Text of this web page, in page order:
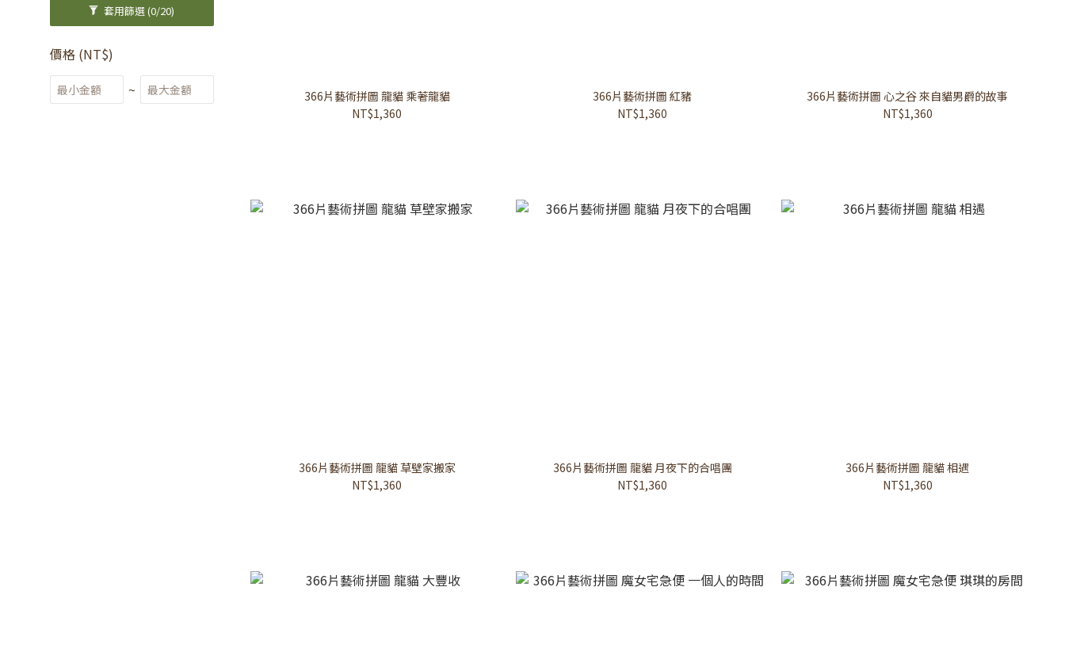
套用篩選(0/20)
價格 (NT$)
~
366片藝術拼圖 龍貓 乘著龍貓
NT$1,360
366片藝術拼圖 紅豬
NT$1,360
366片藝術拼圖 心之谷 來自貓男爵的故事
NT$1,360
366片藝術拼圖 龍貓 草壁家搬家
NT$1,360
366片藝術拼圖 龍貓 月夜下的合唱團
NT$1,360
366片藝術拼圖 龍貓 相遇
NT$1,360